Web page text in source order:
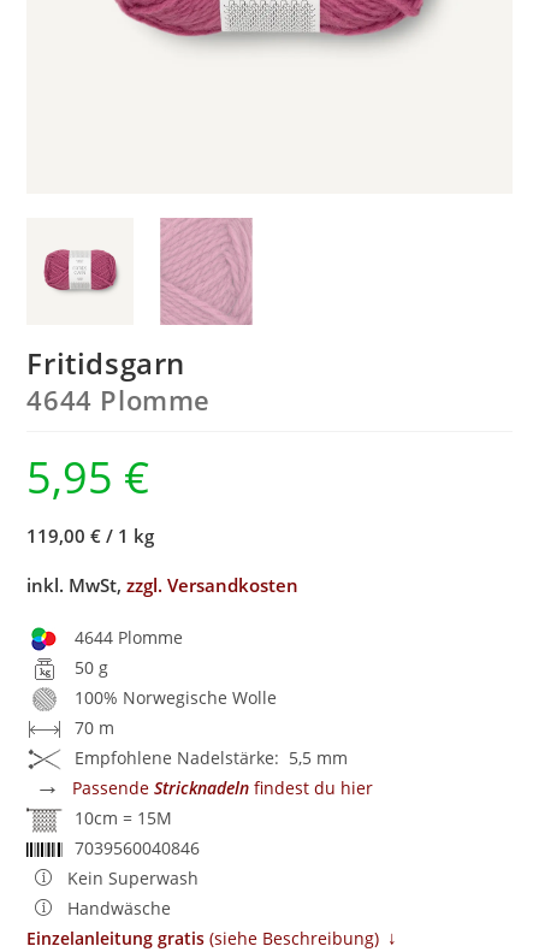
Fritidsgarn
4644 Plomme
5,95 €
119,00 € / 1 kg
inkl. MwSt,zzgl. Versandkosten
4644 Plomme
50 g
100% Norwegische Wolle
70 m
Empfohlene Nadelstärke: 5,5 mm
→ PassendeStricknadeln findest du hier
10cm = 15M
7039560040846
Kein Superwash
Handwäsche
Einzelanleitung gratis ​ (siehe Beschreibung) ↓